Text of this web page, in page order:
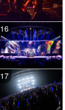
16
17